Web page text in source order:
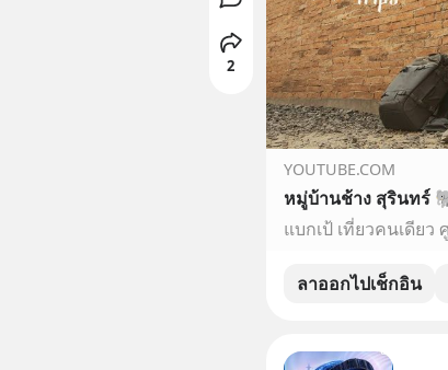
YOUTUBE.COM
ลาออกไปเช็กอิน
2